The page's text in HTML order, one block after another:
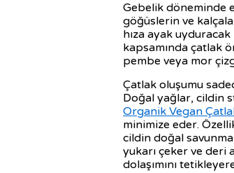
Gebelik döneminde
göğüslerin ve
hıza ayak
kapsamında çatlak
pembe veya mor
Çatlak oluşumu
Doğal yağlar, cildin
Organik Vegan
minimize eder.
cildin doğal
yukarı çeker ve deri
dolaşımını